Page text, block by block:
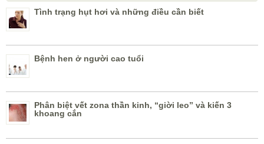
Tình trạng hụt hơi và những điều cần biết
Bệnh hen ở người cao tuổi
Phân biệt vết zona thần kinh, “giời leo” và kiến 3
khoang cắn